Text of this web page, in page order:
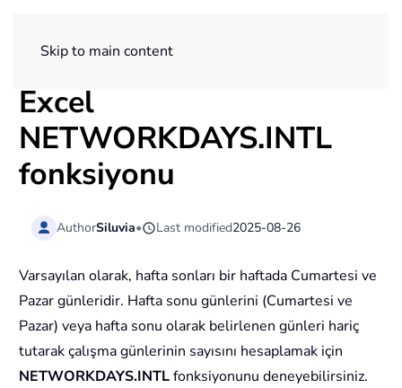
Skip to main content
Excel
NETWORKDAYS.INTL
fonksiyonu
AuthorSiluvia• Last modified2025-08-26
Varsayılan olarak, hafta sonları bir haftada Cumartesi ve
Pazar günleridir. Hafta sonu günlerini (Cumartesi ve
Pazar) veya hafta sonu olarak belirlenen günleri hariç
tutarak çalışma günlerinin sayısını hesaplamak için
NETWORKDAYS.INTLfonksiyonunu deneyebilirsiniz.